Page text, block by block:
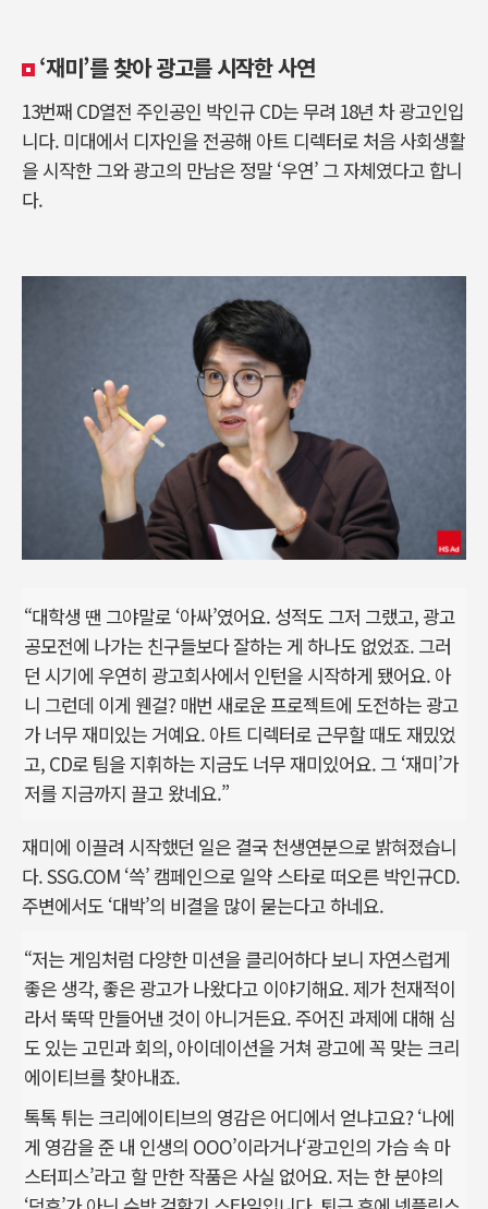
‘재미’를 찾아 광고를 시작한 사연
13번째 CD열전 주인공인 박인규 CD는 무려 18년 차 광고인입
니다. 미대에서 디자인을 전공해 아트 디렉터로 처음 사회생활
을 시작한 그와 광고의 만남은 정말 ‘우연’ 그 자체였다고 합니
다.
“대학생 땐 그야말로 ‘아싸’였어요. 성적도 그저 그랬고, 광고
공모전에 나가는 친구들보다 잘하는 게 하나도 없었죠. 그러
던 시기에 우연히 광고회사에서 인턴을 시작하게 됐어요. 아
니 그런데 이게 웬걸? 매번 새로운 프로젝트에 도전하는 광고
가 너무 재미있는 거예요. 아트 디렉터로 근무할 때도 재밌었
고, CD로 팀을 지휘하는 지금도 너무 재미있어요. 그 ‘재미’가
저를 지금까지 끌고 왔네요.”
재미에 이끌려 시작했던 일은 결국 천생연분으로 밝혀졌습니
다. SSG.COM ‘쓱’ 캠페인으로 일약 스타로 떠오른 박인규CD.
주변에서도 ‘대박’의 비결을 많이 묻는다고 하네요.
“저는 게임처럼 다양한 미션을 클리어하다 보니 자연스럽게
좋은 생각, 좋은 광고가 나왔다고 이야기해요. 제가 천재적이
라서 뚝딱 만들어낸 것이 아니거든요. 주어진 과제에 대해 심
도 있는 고민과 회의, 아이데이션을 거쳐 광고에 꼭 맞는 크리
에이티브를 찾아내죠.
톡톡 튀는 크리에이티브의 영감은 어디에서 얻냐고요? ‘나에
게 영감을 준 내 인생의 OOO’이라거나‘광고인의 가슴 속 마
스터피스’라고 할 만한 작품은 사실 없어요. 저는 한 분야의